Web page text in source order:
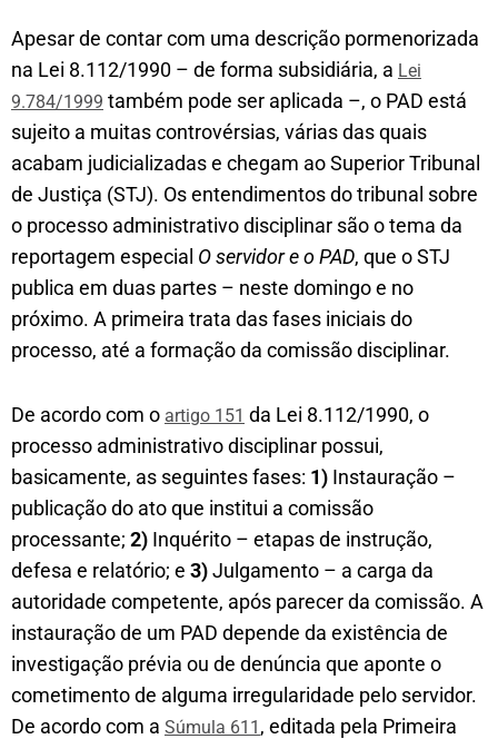
Apesar de contar com uma descrição pormenorizada
na Lei 8.112/1990 – de forma subsidiária, a Lei
9.784/1999 também pode ser aplicada –, o PAD está
sujeito a muitas controvérsias, várias das quais
acabam judicializadas e chegam ao Superior Tribunal
de Justiça (STJ). Os entendimentos do tribunal sobre
o processo administrativo disciplinar são o tema da
reportagem especial O servidor e o PAD, que o STJ
publica em duas partes – neste domingo e no
próximo. A primeira trata das fases iniciais do
processo, até a formação da comissão disciplinar.
De acordo com o artigo 151 da Lei 8.112/1990, o
processo administrativo disciplinar possui,
basicamente, as seguintes fases: 1) Instauração –
publicação do ato que institui a comissão
processante; 2) Inquérito – etapas de instrução,
defesa e relatório; e 3)Julgamento – a carga da
autoridade competente, após parecer da comissão. A
instauração de um PAD depende da existência de
investigação prévia ou de denúncia que aponte o
cometimento de alguma irregularidade pelo servidor.
De acordo com a Súmula 611 , editada pela Primeira